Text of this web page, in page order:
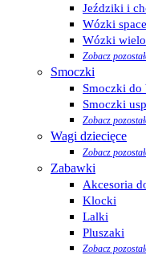
Jeździki i
Wózki
Wózki
Zobacz
Smoczki
Smoczki do
Smoczki
Zobacz
Wagi dziecięce
Zobacz
Zabawki
Akcesoria
Klocki
Lalki
Pluszaki
Zobacz